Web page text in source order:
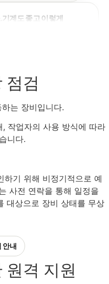
고,
점검해주셔서
점검
는 장비입니다.
작업자의 사용 방식에 따라
니다.
하기 위해 비정기적으로 예
사전 연락을 통해 일정을
대상으로 장비 상태를 무상
안내
원격 지원